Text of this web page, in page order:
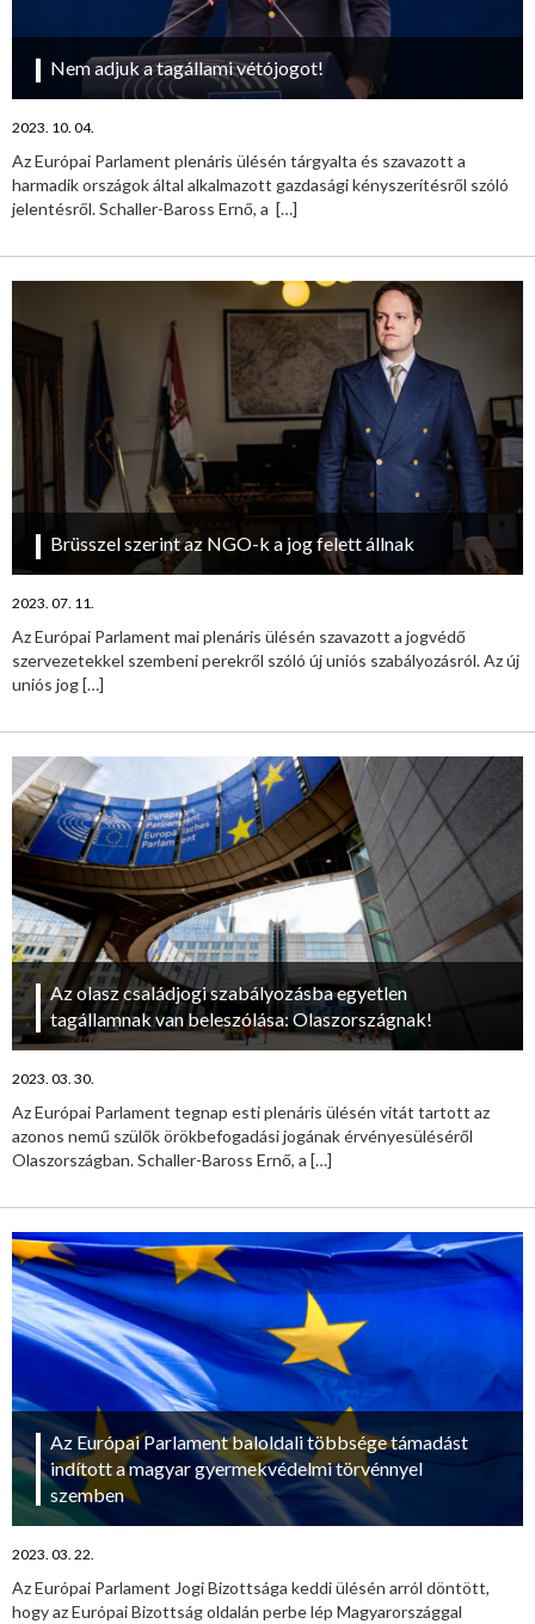
Nem adjuk a tagállami vétójogot!
2023. 10. 04.
Az Európai Parlament plenáris ülésén tárgyalta és szavazott a
harmadik országok által alkalmazott gazdasági kényszerítésről szóló
jelentésről. Schaller-Baross Ernő, a […]
Brüsszel szerint az NGO-k a jog felett állnak
2023. 07. 11.
Az Európai Parlament mai plenáris ülésén szavazott a jogvédő
szervezetekkel szembeni perekről szóló új uniós szabályozásról. Az új
uniós jog[…]
Az olasz családjogi szabályozásba egyetlen
tagállamnak van beleszólása: Olaszországnak!
2023. 03. 30.
Az Európai Parlament tegnap esti plenáris ülésén vitát tartott az
azonos nemű szülők örökbefogadási jogának érvényesüléséről
Olaszországban. Schaller-Baross Ernő, a […]
Az Európai Parlament baloldali többsége támadást
indított a magyar gyermekvédelmi törvénnyel
szemben
2023. 03. 22.
Az Európai Parlament Jogi Bizottsága keddi ülésén arról döntött,
hogy az Európai Bizottság oldalán perbe lép Magyarországgal